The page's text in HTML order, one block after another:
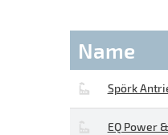
Name
Spörk
EQ Power